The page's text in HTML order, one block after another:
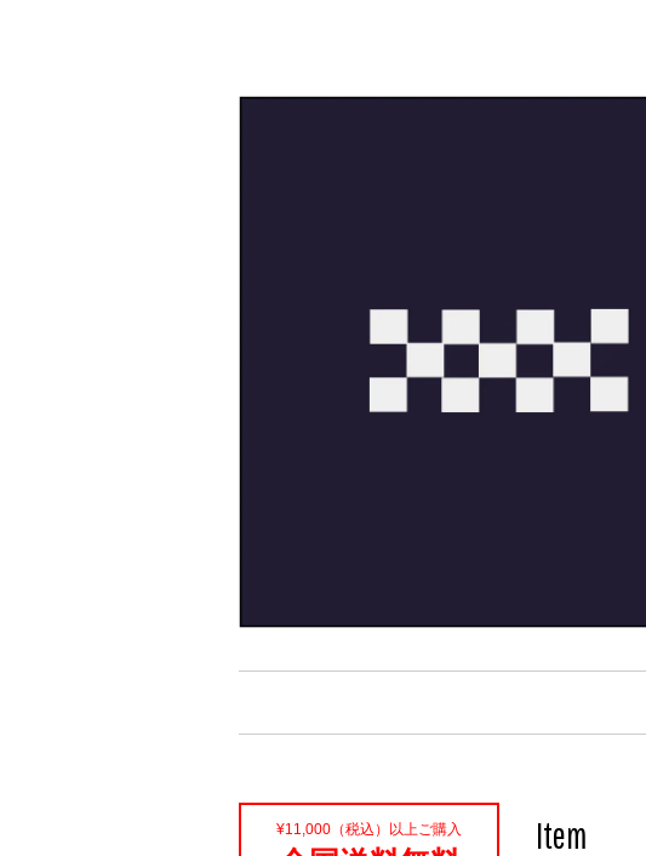
Item
¥11,000（税込）以上ご購入